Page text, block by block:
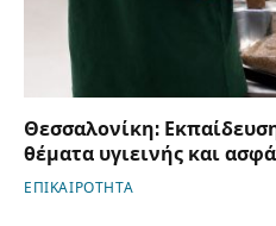
Θεσσαλονίκη:
θέματα υγιεινής και
ΕΠΙΚΑΙΡΟΤΗΤΑ